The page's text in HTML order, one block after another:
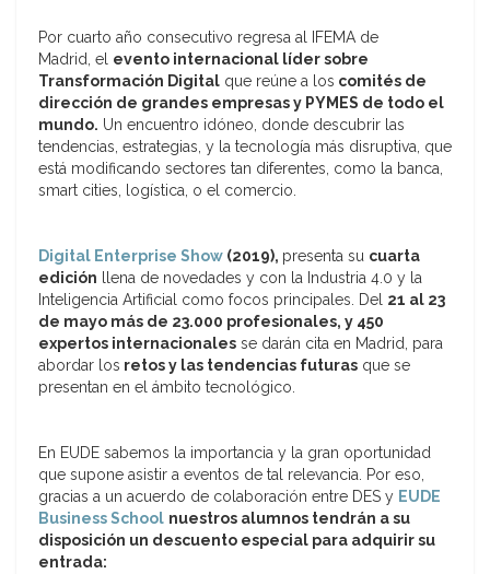
Por cuarto año consecutivo regresa al IFEMA de
Madrid, el evento internacional líder sobre
Transformación Digital que reúne a los comités de
dirección de grandes empresas y PYMES de todo el
mundo. Un encuentro idóneo, donde descubrir las
tendencias, estrategias, y la tecnología más disruptiva, que
está modificando sectores tan diferentes, como la banca,
smart cities, logística, o el comercio.
Digital Enterprise Show (2019), presenta su cuarta
edición llena de novedades y con la Industria 4.0 y la
Inteligencia Artificial como focos principales. Del 21 al 23
de mayo más de 23.000 profesionales, y 450
expertos internacionales se darán cita en Madrid, para
abordar los retos y las tendencias futuras que se
presentan en el ámbito tecnológico.
En EUDE sabemos la importancia y la gran oportunidad
que supone asistir a eventos de tal relevancia. Por eso,
gracias a un acuerdo de colaboración entre DES y EUDE
Business School nuestros alumnos tendrán a su
disposición un descuento especial para adquirir su
entrada: